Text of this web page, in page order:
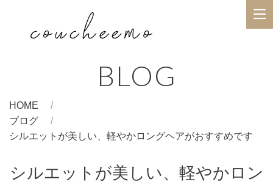
BLOG
HOME
ブログ
シルエットが美しい、軽やかロングヘアがおすすめです
シルエットが美しい、軽やかロン